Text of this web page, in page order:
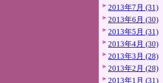
2013年7月 (31)
2013年6月 (30)
2013年5月 (31)
2013年4月 (30)
2013年3月 (28)
2013年2月 (28)
2013年1月 (31)